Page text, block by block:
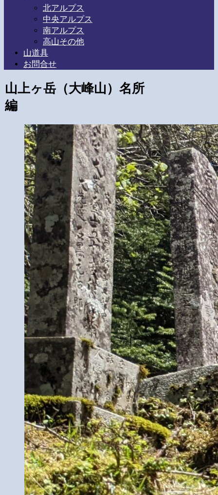
北アルプス
中央アルプス
南アルプス
高山その他
山道具
お問合せ
山上ヶ岳（大峰山）名所
編